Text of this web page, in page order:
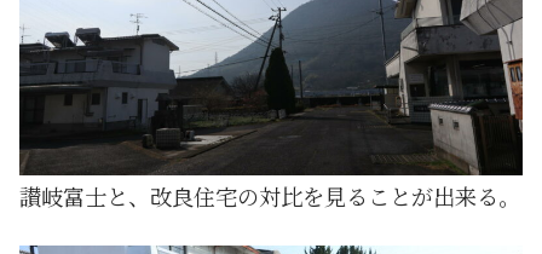
讃岐富士と、改良住宅の対比を見ることが出来る。